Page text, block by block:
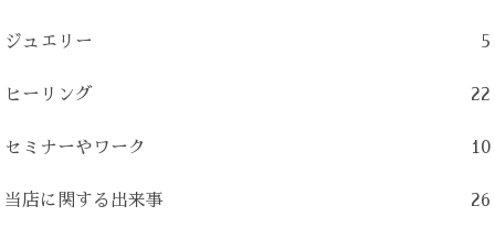
ジュエリー 5
ヒーリング 22
セミナーやワーク 10
当店に関する出来事 26